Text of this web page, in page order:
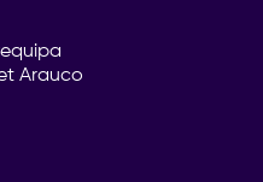
Arauco